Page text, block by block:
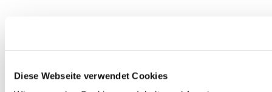
Diese Webseite verwendet Cookies